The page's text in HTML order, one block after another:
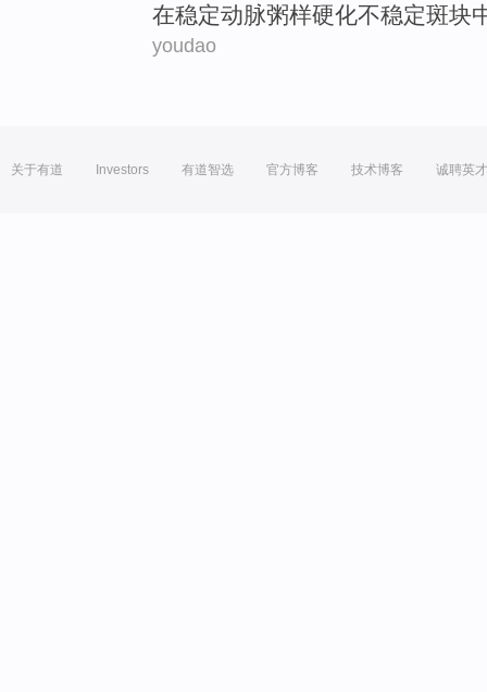
在稳定动脉粥样硬化不稳定斑块
youdao
关于有道 Investors 有道智选 官方博客 技术博客 诚聘英才